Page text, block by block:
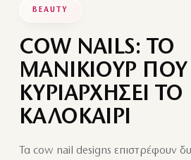
BEAUTY
COW NAILS: ΤΟ
ΜΑΝΙΚΙΟΥΡ
ΚΥΡΙΑΡΧΗΣΕΙ ΤΟ
ΚΑΛΟΚΑΙΡΙ
Τα cow nail designs επιστρέφουν